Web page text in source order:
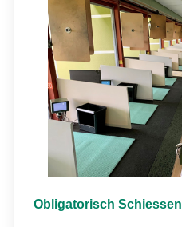
Obligatorisch Schiessen